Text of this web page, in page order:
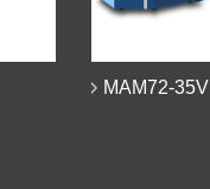
MAM72-35V